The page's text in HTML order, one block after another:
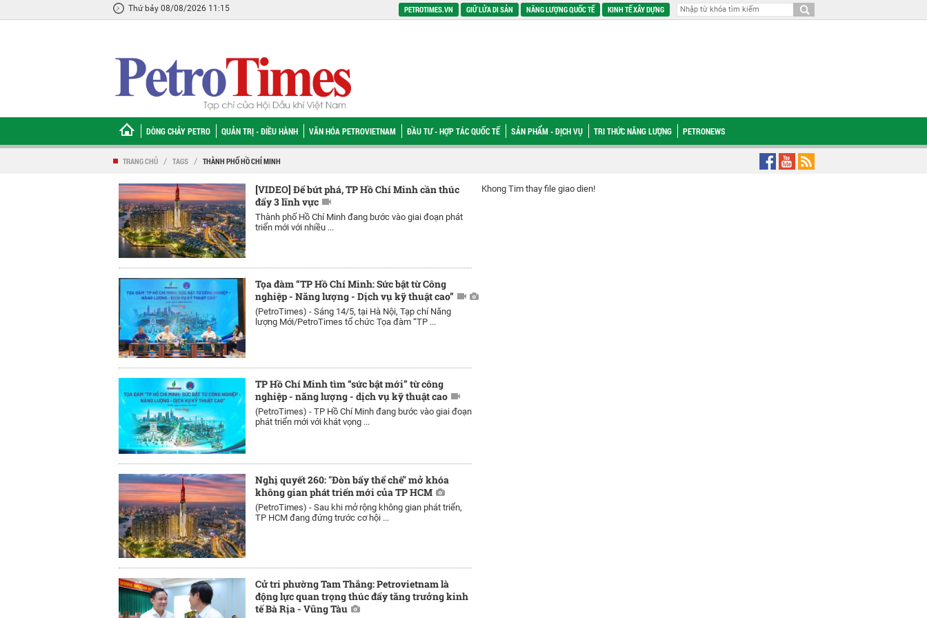
Thứ bảy 08/08/2026 11:15 PETROTIMES.VN GIỮ LỬA DI SẢN NĂNG LƯỢNG QUỐC TẾ KINH TẾ XÂY DỰNG
DÒNG CHẢY PETRO QUẢN TRỊ - ĐIỀU HÀNH VĂN HÓA PETROVIETNAM ĐẦU TƯ - HỢP TÁC QUỐC TẾ SẢN PHẨM - DỊCH VỤ TRI THỨC NĂNG LƯỢNG PETRONEWS
TRANG CHỦ / TAGS / THÀNH PHỐ HỒ CHÍ MINH
[VIDEO] Để bứt phá, TP Hồ Chí Minh cần thúc
đẩy 3 lĩnh vực
Thành phố Hồ Chí Minh đang bước vào giai đoạn phát
triển mới với nhiều ...
Tọa đàm “TP Hồ Chí Minh: Sức bật từ Công
nghiệp - Năng lượng - Dịch vụ kỹ thuật cao”
(PetroTimes) - Sáng 14/5, tại Hà Nội, Tạp chí Năng
lượng Mới/PetroTimes tổ chức Tọa đàm “TP ...
TP Hồ Chí Minh tìm “sức bật mới” từ công
nghiệp - năng lượng - dịch vụ kỹ thuật cao
(PetroTimes) - TP Hồ Chí Minh đang bước vào giai đoạn
phát triển mới với khát vọng ...
Nghị quyết 260: "Đòn bẩy thể chế" mở khóa
không gian phát triển mới của TP HCM
(PetroTimes) - Sau khi mở rộng không gian phát triển,
TP HCM đang đứng trước cơ hội ...
Cử tri phường Tam Thắng: Petrovietnam là
động lực quan trọng thúc đẩy tăng trưởng kinh
tế Bà Rịa - Vũng Tàu
Khong Tim thay file giao dien!